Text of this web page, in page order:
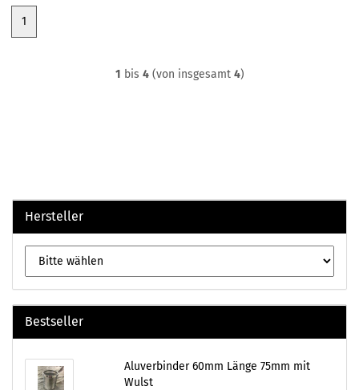
1
1 bis 4(von insgesamt 4)
Hersteller
Bestseller
Aluverbinder 60mm Länge 75mm mit
Wulst